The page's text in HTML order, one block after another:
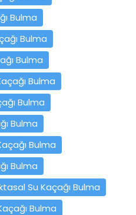
Bulma
Bulma
Bulma
Bulma
Bulma
Bulma
Bulma
Bulma
Su Kaçağı Bulma
Bulma